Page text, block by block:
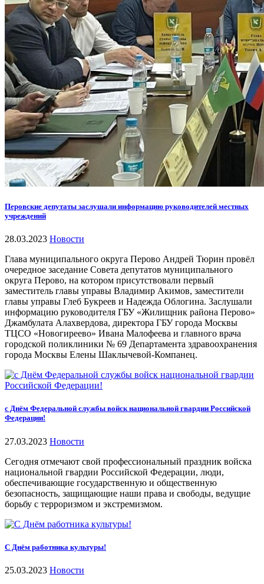
Перовские депутаты заслушали информацию руководителей местных
учреждений
28.03.2023 Новости
Глава муниципального округа Перово Андрей Тюрин провёл
очередное заседание Совета депутатов муниципального
округа Перово, на котором присутствовали первый
заместитель главы управы Владимир Акимов, заместители
главы управы Глеб Букреев и Надежда Облогина. Заслушали
информацию руководителя ГБУ «Жилищник района Перово»
Джамбулата Алахвердова, директора ГБУ города Москвы
ТЦСО «Новогиреево» Ивана Малофеева и главного врача
городской поликлиники № 69 Департамента здравоохранения
города Москвы Елены Шаклычевой-Компанец.
с Днём Федеральной службы войск национальной гвардии Российской
Федерации!
27.03.2023 Новости
Сегодня отмечают свой профессиональный праздник войска
национальной гвардии Российской Федерации, люди,
обеспечивающие государственную и общественную
безопасность, защищающие наши права и свободы, ведущие
борьбу с терроризмом и экстремизмом.
С Днём работника культуры!
25.03.2023 Новости